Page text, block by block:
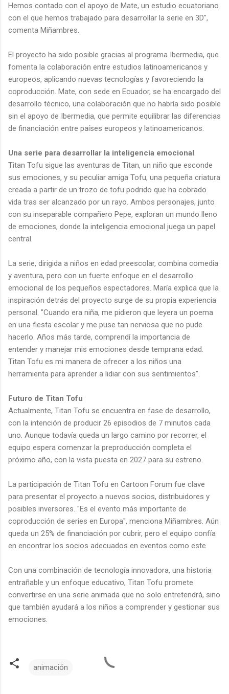
Hemos contado con el apoyo de Mate, un estudio ecuatoriano
con el que hemos trabajado para desarrollar la serie en 3D",
comenta Miñambres.
El proyecto ha sido posible gracias al programa Ibermedia, que
fomenta la colaboración entre estudios latinoamericanos y
europeos, aplicando nuevas tecnologías y favoreciendo la
coproducción. Mate, con sede en Ecuador, se ha encargado del
desarrollo técnico, una colaboración que no habría sido posible
sin el apoyo de Ibermedia, que permite equilibrar las diferencias
de financiación entre países europeos y latinoamericanos.
Una serie para desarrollar la inteligencia emocional
Titan Tofu sigue las aventuras de Titan, un niño que esconde
sus emociones, y su peculiar amiga Tofu, una pequeña criatura
creada a partir de un trozo de tofu podrido que ha cobrado
vida tras ser alcanzado por un rayo. Ambos personajes, junto
con su inseparable compañero Pepe, exploran un mundo lleno
de emociones, donde la inteligencia emocional juega un papel
central.
La serie, dirigida a niños en edad preescolar, combina comedia
y aventura, pero con un fuerte enfoque en el desarrollo
emocional de los pequeños espectadores. María explica que la
inspiración detrás del proyecto surge de su propia experiencia
personal. "Cuando era niña, me pidieron que leyera un poema
en una fiesta escolar y me puse tan nerviosa que no pude
hacerlo. Años más tarde, comprendí la importancia de
entender y manejar mis emociones desde temprana edad.
Titan Tofu es mi manera de ofrecer a los niños una
herramienta para aprender a lidiar con sus sentimientos".
Futuro de Titan Tofu
Actualmente, Titan Tofu se encuentra en fase de desarrollo,
con la intención de producir 26 episodios de 7 minutos cada
uno. Aunque todavía queda un largo camino por recorrer, el
equipo espera comenzar la preproducción completa el
próximo año, con la vista puesta en 2027 para su estreno.
La participación de Titan Tofu en Cartoon Forum fue clave
para presentar el proyecto a nuevos socios, distribuidores y
posibles inversores. "Es el evento más importante de
coproducción de series en Europa", menciona Miñambres. Aún
queda un 25% de financiación por cubrir, pero el equipo confía
en encontrar los socios adecuados en eventos como este.
Con una combinación de tecnología innovadora, una historia
entrañable y un enfoque educativo, Titan Tofu promete
convertirse en una serie animada que no solo entretendrá, sino
que también ayudará a los niños a comprender y gestionar sus
emociones.
animación